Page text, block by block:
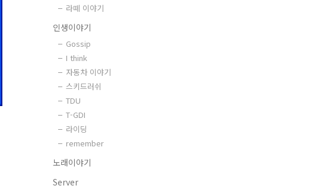
라떼 이야기
인생이야기
Gossip
I think
자동차 이야기
스키드러쉬
TDU
T-GDI
라이딩
remember
노래이야기
Server